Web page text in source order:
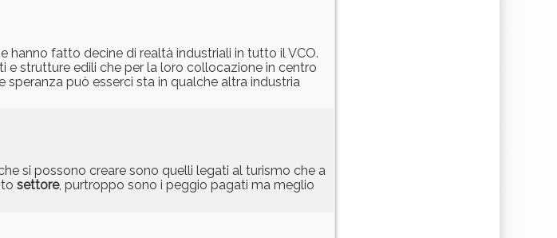
hanno fatto decine di realtà industriali in tutto il VCO.
e strutture edili che per la loro collocazione in centro
può esserci sta in qualche altra industria
si possono creare sono quelli legati al turismo che a
settore, purtroppo sono i peggio pagati ma meglio